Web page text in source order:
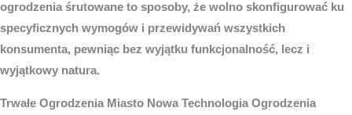
ogrodzenia śrutowane to sposoby, że wolno skonfigurować ku
specyficznych wymogów i przewidywań wszystkich
konsumenta, pewniąc bez wyjątku funkcjonalność, lecz i
wyjątkowy natura.
Trwałe Ogrodzenia Miasto Nowa Technologia Ogrodzenia